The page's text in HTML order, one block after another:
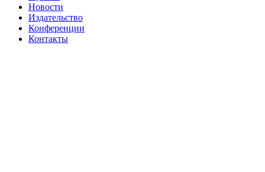
Новости
Издательство
Конференции
Контакты